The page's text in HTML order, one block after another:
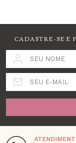
CADASTRE-SE E
SEU NOME
SEU E-MAIL